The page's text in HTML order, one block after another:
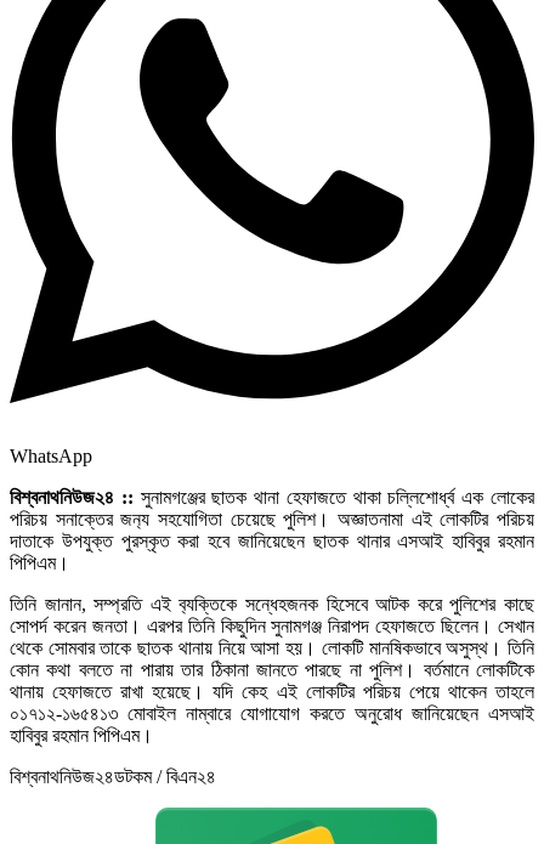
WhatsApp
বিশ্বনাথনিউজ২৪ :: সুনামগঞ্জের ছাতক থানা হেফাজতে থাকা চল্লিশোর্ধ্ব এক লোকের
পরিচয় সনাক্তের জন‌্য সহযোগিতা চেয়েছে পুলিশ। অজ্ঞাতনামা এই লোকটির পরিচয়
দাতাকে উপযুক্ত পুরস্কৃত করা হবে জানিয়েছেন ছাতক থানার এসআই হাবিবুর রহমান
পিপিএম।
তিনি জানান, সম্প্রতি এই ব‌্যক্তিকে সন্ধেহজনক হিসেবে আটক করে পুলিশের কাছে
সোপর্দ করেন জনতা। এরপর তিনি কিছুদিন সুনামগঞ্জ নিরাপদ হেফাজতে ছিলেন। সেখান
থেকে সোমবার তাকে ছাতক থানায় নিয়ে আসা হয়। লোকটি মানষিকভাবে অসুস্থ। তিনি
কোন কথা বলতে না পারায় তার ঠিকানা জানতে পারছে না পুলিশ। বর্তমানে লোকটিকে
থানায় হেফাজতে রাখা হয়েছে। যদি কেহ এই লোকটির পরিচয় পেয়ে থাকেন তাহলে
০১৭১২-১৬৫৪১৩ মোবাইল নাম্বারে যোগাযোগ করতে অনুরোধ জানিয়েছেন এসআই
হাবিবুর রহমান পিপিএম।
বিশ্বনাথনিউজ২৪ডটকম / বিএন২৪